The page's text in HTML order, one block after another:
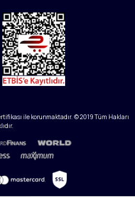
ile korunmaktadır. © 2019 Tüm Hakları